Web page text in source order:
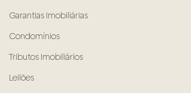
Garantias Imobiliárias
Condomínios
Tributos Imobiliários
Leilões